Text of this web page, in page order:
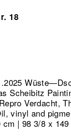
18
Scheibitz
Repro Verdacht,
vinyl and
| 98 3/8 x